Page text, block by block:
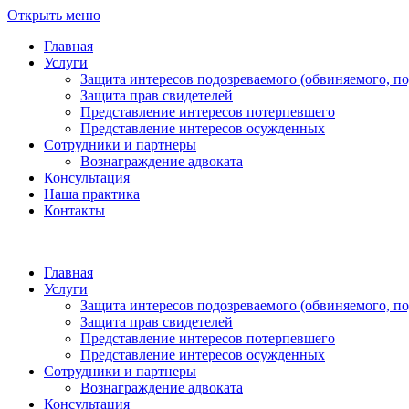
Открыть меню
Главная
Услуги
Защита интересов подозреваемого (обвиняемого,
Защита прав свидетелей
Представление интересов потерпевшего
Представление интересов осужденных
Сотрудники и партнеры
Вознаграждение адвоката
Консультация
Наша практика
Контакты
Главная
Услуги
Защита интересов подозреваемого (обвиняемого,
Защита прав свидетелей
Представление интересов потерпевшего
Представление интересов осужденных
Сотрудники и партнеры
Вознаграждение адвоката
Консультация